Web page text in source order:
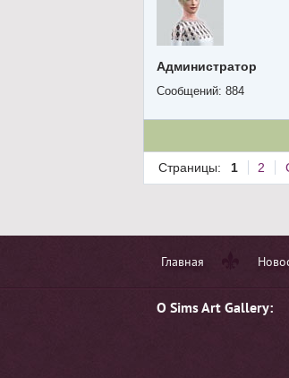
Администратор
Сообщений: 884
Страницы: 1 2
Главная
О Sims Art Gallery: